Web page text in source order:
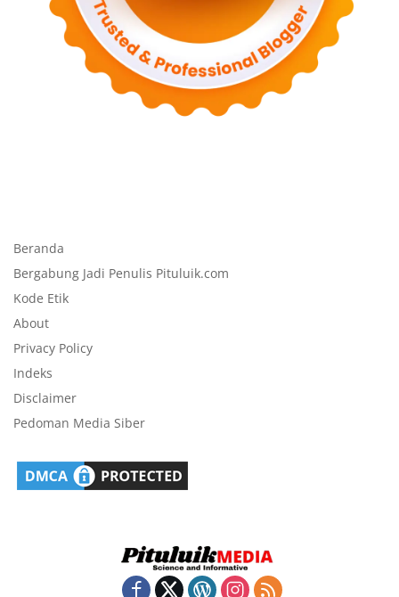
Beranda
Bergabung Jadi Penulis Pituluik.com
Kode Etik
About
Privacy Policy
Indeks
Disclaimer
Pedoman Media Siber